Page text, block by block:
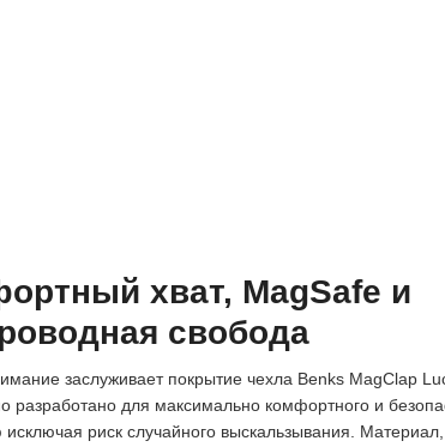
хват, MagSafe и
свобода
заслуживает покрытие чехла Benks MagClap
разработано для максимально комфортного и
исключая риск случайного выскальзывания. Материал,